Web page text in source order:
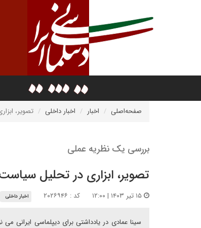
صفحه‌اصلی اخبار اخبار داخلی تصویر،
بررسی یک نظریه عملی
تصویر، ابزاری در تحلیل
کد : ۲۰۲۶۹۴۶ اخبار داخلی
سینا عمادی در یادداشتی برای دیپلماسی